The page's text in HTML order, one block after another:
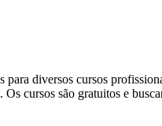
diversos cursos
cursos são gratuitos e